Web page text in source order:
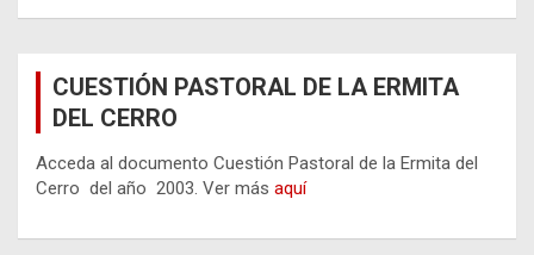
CUESTIÓN PASTORAL DE LA ERMITA
DEL CERRO
Acceda al documento Cuestión Pastoral de la Ermita del
Cerro del año 2003. Ver más aquí